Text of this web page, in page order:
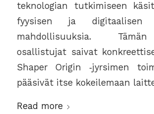
teknologian tutkimiseen
fyysisen ja digitaalisen
mahdollisuuksia.
osallistujat saivat
Shaper Origin ‑jyrsimen
pääsivät itse kokeilemaan
Read more